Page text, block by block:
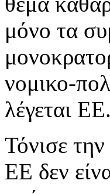
μόνο τα
νομικο-
λέγεται ΕΕ.
Τόνισε
ΕΕ δεν